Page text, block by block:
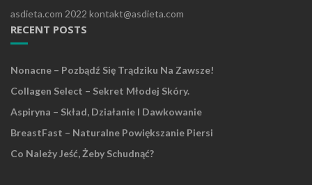
asdieta.com 2022 kontakt@asdieta.com
RECENT POSTS
Nonacne – Pozbądź Się Trądziku Na Zawsze!
Collagen Select – Sekret Młodej Skóry.
Aspiryna – Skład, Działanie I Dawkowanie
BreastFast – Naturalne Powiększanie Piersi
Co Należy Jeść, Żeby Schudnąć?